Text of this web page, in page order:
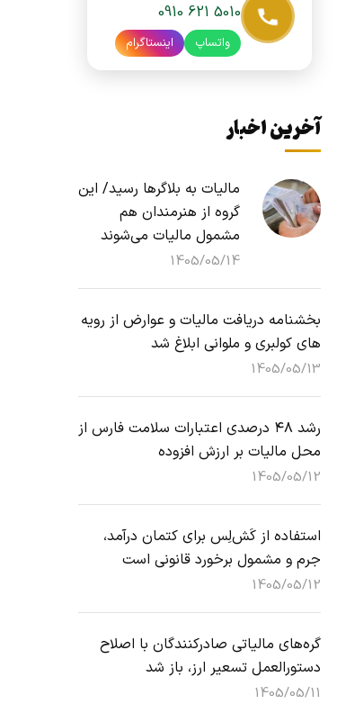
0910 621 5010
واتساپ اینستاگرام
آخرین اخبار
مالیات به بلاگرها رسید/ این
گروه از هنرمندان هم
مشمول مالیات می‌شوند
1405/05/14
بخشنامه دریافت مالیات و عوارض از رویه
های کولبری و ملوانی ابلاغ شد
1405/05/13
رشد ۴۸ درصدی اعتبارات سلامت فارس از
محل مالیات بر ارزش افزوده
1405/05/12
استفاده از کَش‌لِس برای کتمان درآمد،
جرم و مشمول برخورد قانونی است
1405/05/12
گره‌های مالیاتی صادرکنندگان با اصلاح
دستورالعمل تسعیر ارز، باز شد
1405/05/11